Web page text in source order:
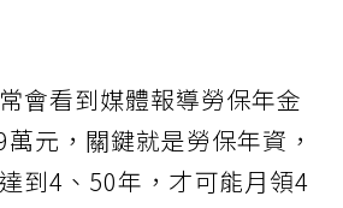
會看到媒體報導勞保年金
元，關鍵就是勞保年資，
到4、50年，才可能月領4